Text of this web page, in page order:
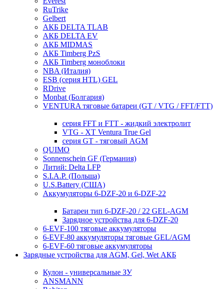
RuTrike
Gelbert
АКБ DELTA TLAB
АКБ DELTA EV
АКБ MIDMAS
АКБ Timberg PzS
АКБ Timberg моноблоки
NBA (Италия)
ESB (серия HTL) GEL
RDrive
Monbat (Болгария)
VENTURA тяговые батареи (GT / VTG / FFT/FTT)
серия FFT и FTT - жидкий электролит
VTG - XT Ventura True Gel
серия GT - тяговый AGM
QUIMO
Sonnenschein GF (Германия)
Литий: Delta LFP
S.I.A.P. (Польша)
U.S.Battery (США)
Аккумуляторы 6-DZF-20 и 6-DZF-22
Батареи тип 6-DZF-20 / 22 GEL-AGM
Зарядное устройства для 6-DZF-20
6-EVF-100 тяговые аккумуляторы
6-EVF-80 аккумуляторы тяговые GEL/AGM
6-EVF-60 тяговые аккумуляторы
Зарядные устройства для AGM, Gel, Wet АКБ
Кулон - универсальные ЗУ
ANSMANN